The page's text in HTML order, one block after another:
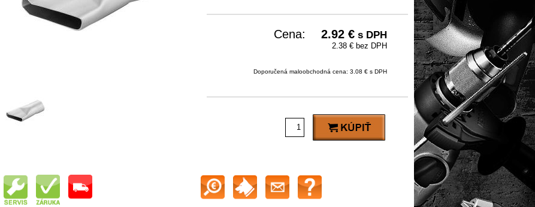
Cena: 2.92 € s DPH
2.38 € bez DPH
Doporučená maloobchodná cena: 3.08 € s DPH